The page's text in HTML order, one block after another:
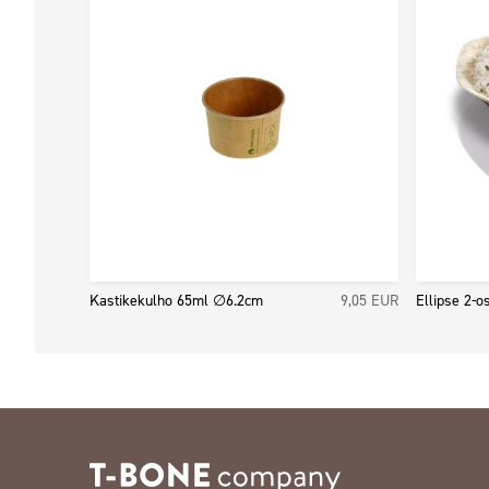
Kastikekulho 65ml ∅6.2cm 9,05 EUR
Ellipse 2-